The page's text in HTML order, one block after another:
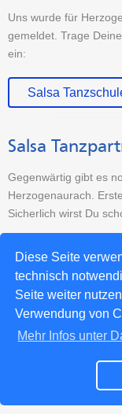
Diese Seite
technisch
Seite weiter
Verwendung von
Mehr Infos unter
Uns wurde für
gemeldet. Trage
ein:
Salsa
Salsa
Gegenwärtig gibt es
Herzogenaurach.
Sicherlich wirst Du
Tanzpartner-
Weitere Salsa-